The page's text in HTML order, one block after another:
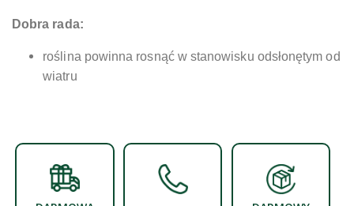
Dobra rada:
roślina powinna rosnąć w stanowisku odsłonętym od
wiatru